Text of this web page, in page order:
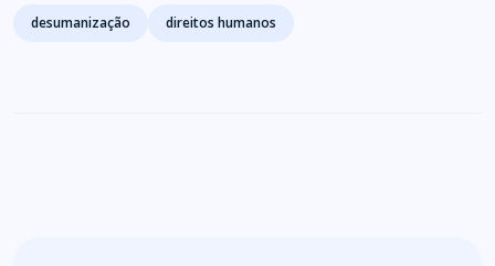
Tags
desumanização direitos humanos